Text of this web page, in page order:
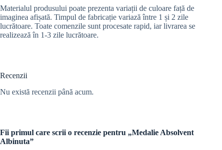
Materialul produsului poate prezenta variații de culoare față de
imaginea afișată. Timpul de fabricație variază între 1 și 2 zile
lucrătoare. Toate comenzile sunt procesate rapid, iar livrarea se
realizează în 1-3 zile lucrătoare.
Recenzii
Nu există recenzii până acum.
Fii primul care scrii o recenzie pentru „Medalie Absolvent
Albinuta”